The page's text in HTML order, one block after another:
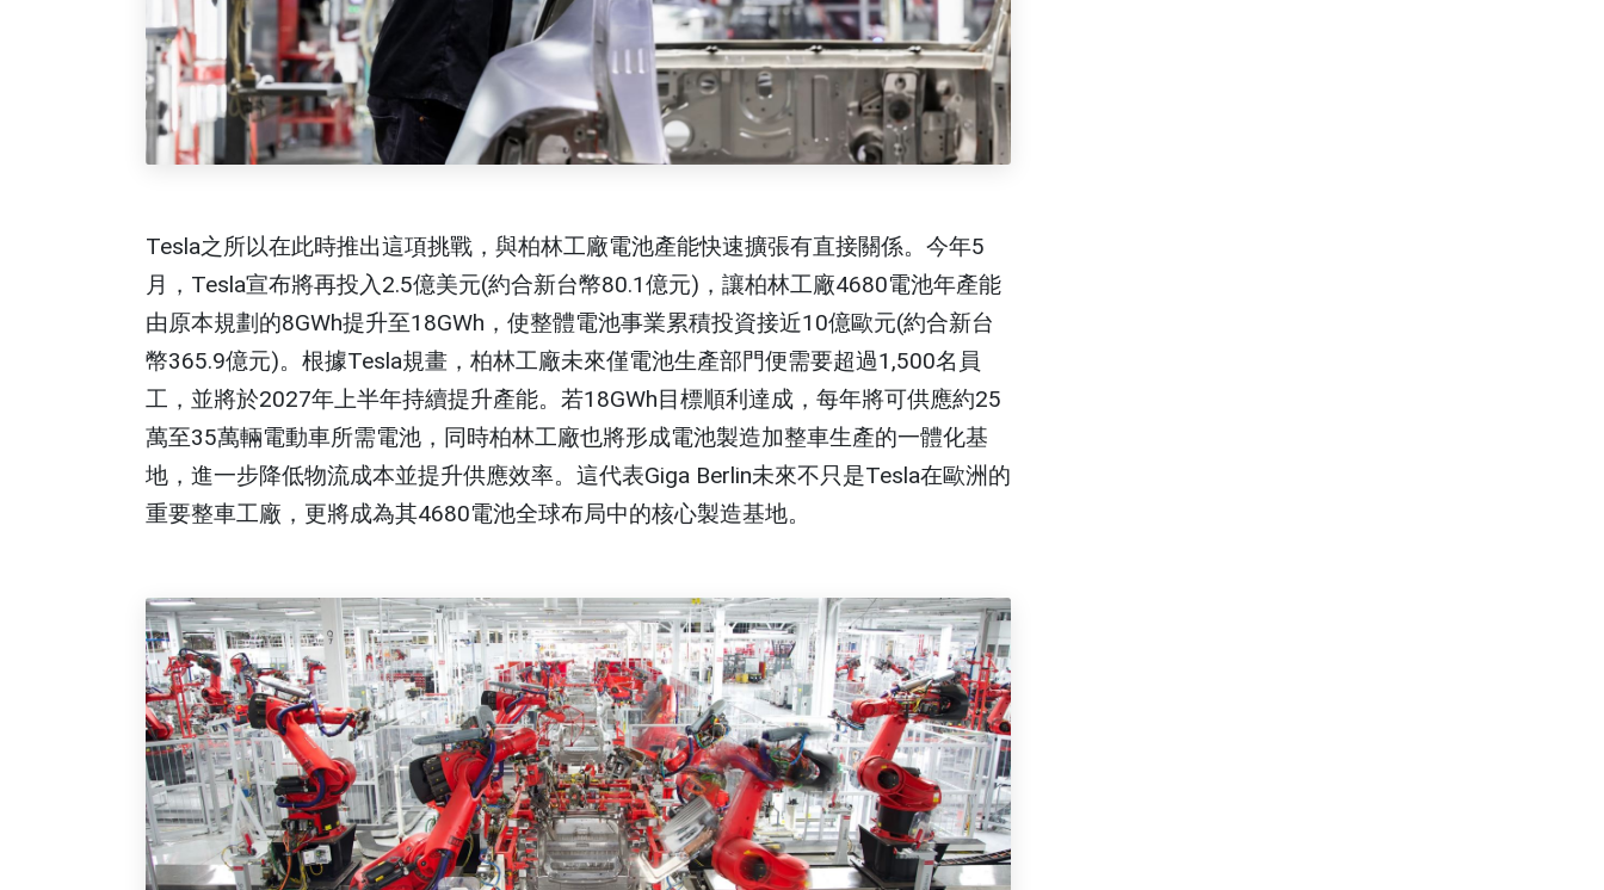
Tesla之所以在此時推出這項挑戰，與柏林工廠電池產能快速擴張有直接關係。今年5
月，Tesla宣布將再投入2.5億美元(約合新台幣80.1億元)，讓柏林工廠4680電池年產能
由原本規劃的8GWh提升至18GWh，使整體電池事業累積投資接近10億歐元(約合新台
幣365.9億元)。根據Tesla規畫，柏林工廠未來僅電池生產部門便需要超過1,500名員
工，並將於2027年上半年持續提升產能。若18GWh目標順利達成，每年將可供應約25
萬至35萬輛電動車所需電池，同時柏林工廠也將形成電池製造加整車生產的一體化基
地，進一步降低物流成本並提升供應效率。這代表Giga Berlin未來不只是Tesla在歐洲的
重要整車工廠，更將成為其4680電池全球布局中的核心製造基地。